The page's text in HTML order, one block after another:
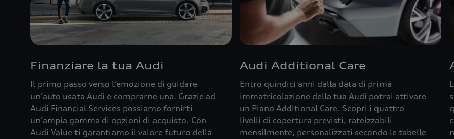
Finanziare la tua Audi
Il primo passo verso l’emozione di guidare
un’auto usata Audi è comprarne una. Grazie ad
Audi Financial Services possiamo fornirti
un’ampia gamma di opzioni di acquisto. Con
Audi Value ti garantiamo il valore futuro della
Audi Additional Care
Entro quindici anni dalla data di prima
immatricolazione della tua Audi potrai attivare
un Piano Additional Care. Scopri i quattro
livelli di copertura previsti, rateizzabili
mensilmente, personalizzati secondo le tabelle